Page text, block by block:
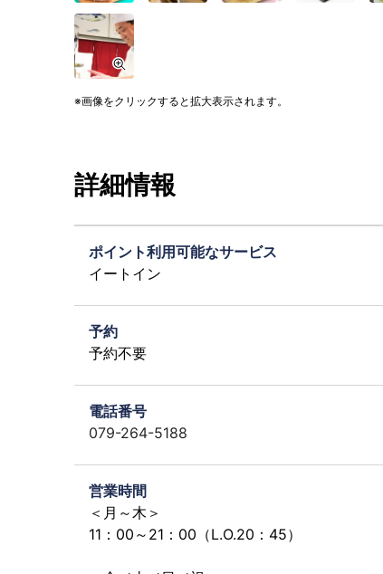
画像をクリックすると拡大表示されます。
詳細情報
ポイント利用可能なサービス
イートイン
予約
予約不要
電話番号
079-264-5188
営業時間
＜月～木＞
11：00～21：00（L.O.20：45）